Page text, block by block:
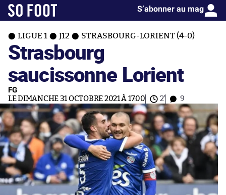
S’abonner au mag
LIGUE 1 J12 STRASBOURG-LORIENT (4-0)
Strasbourg
saucissonne Lorient
FG
LE DIMANCHE 31 OCTOBRE 2021 À 17:00 2' 9